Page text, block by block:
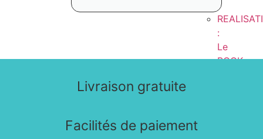
:
Le
BOOK
Livraison gratuite
Facilités de paiement